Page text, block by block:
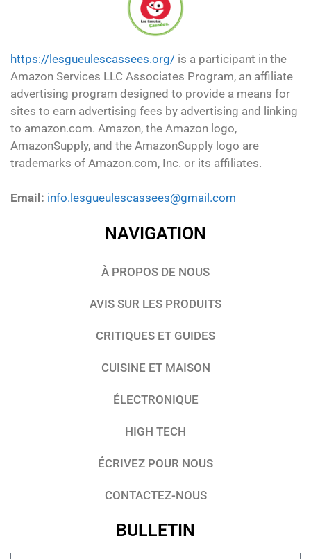
https://lesgueulescassees.org/ is a participant in the
Amazon Services LLC Associates Program, an affiliate
advertising program designed to provide a means for
sites to earn advertising fees by advertising and linking
to amazon.com. Amazon, the Amazon logo,
AmazonSupply, and the AmazonSupply logo are
trademarks of Amazon.com, Inc. or its affiliates.
Email: info.lesgueulescassees@gmail.com
NAVIGATION
À PROPOS DE NOUS
AVIS SUR LES PRODUITS
CRITIQUES ET GUIDES
CUISINE ET MAISON
ÉLECTRONIQUE
HIGH TECH
ÉCRIVEZ POUR NOUS
CONTACTEZ-NOUS
BULLETIN